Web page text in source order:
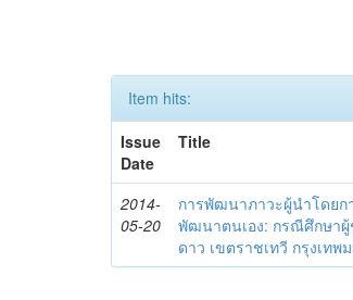
Item hits:
Issue
Date
Title
2014-
05-20
การพัฒนาภาวะผู้นำโดยก
พัฒนาตนเอง: กรณีศึกษาผู้
ดาว เขตราชเทวี กรุงเทพ